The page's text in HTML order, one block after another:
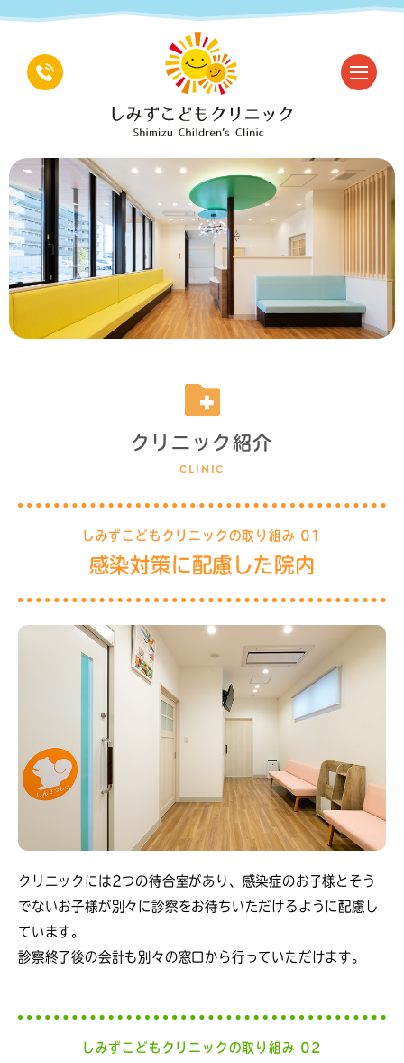
クリニック紹介
しみずこどもクリニックの取り組み 01
感染対策に配慮した院内
クリニックには2つの待合室があり、感染症のお子様とそう
でないお子様が別々に診察をお待ちいただけるように配慮し
ています。
診察終了後の会計も別々の窓口から行っていただけます。
しみずこどもクリニックの取り組み 02